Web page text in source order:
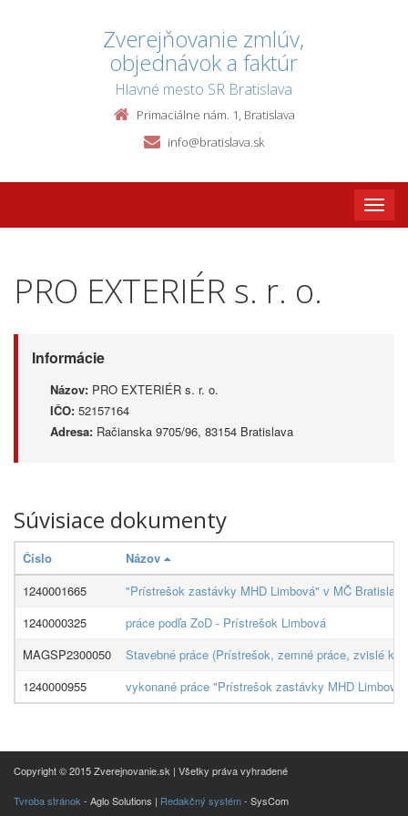
Zverejňovanie zmlúv,
objednávok a faktúr
Hlavné mesto SR Bratislava
Primaciálne nám. 1, Bratislava
info@bratislava.sk
Toggle
PRO EXTERIÉR s. r. o.
Informácie
Názov: PRO EXTERIÉR s. r. o.
IČO: 52157164
Adresa: Račianska 9705/96, 83154 Bratislava
Súvisiace dokumenty
Číslo
Názov
1240001665
"Prístrešok zastávky MHD Limbová" v MČ
1240000325
práce podľa ZoD - Prístrešok Limbová
MAGSP2300050
Stavebné práce (Prístrešok, zemné práce, zvislé
1240000955
vykonané práce "Prístrešok zastávky MHD
Copyright © 2015 Zverejnovanie.sk | Všetky práva vyhradené
Tvroba stránok - Aglo Solutions | Redakčný systém- SysCom